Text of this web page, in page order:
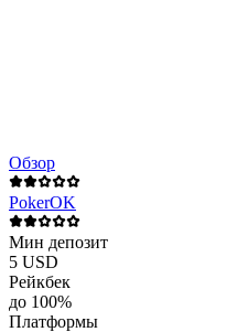
Обзор
PokerOK
Мин депозит
5 USD
Рейкбек
до 100%
Платформы